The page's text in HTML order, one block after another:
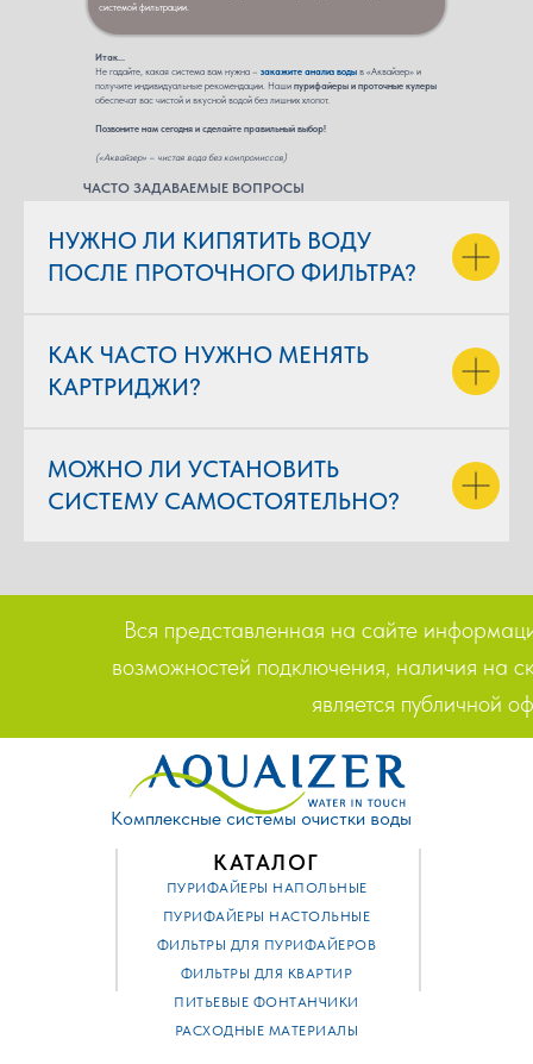
системой фильтрации.
Итак...
Не гадайте, какая система вам нужна – закажите анализ воды в «Аквайзер» и
получите индивидуальные рекомендации. Наши пурифайеры и проточные кулеры
обеспечат вас чистой и вкусной водой без лишних хлопот.
Позвоните нам сегодня и сделайте правильный выбор!
(«Аквайзер» – чистая вода без компромиссов)
ЧАСТО ЗАДАВАЕМЫЕ ВОПРОСЫ
НУЖНО ЛИ КИПЯТИТЬ ВОДУ
ПОСЛЕ ПРОТОЧНОГО ФИЛЬТРА?
КАК ЧАСТО НУЖНО МЕНЯТЬ
КАРТРИДЖИ?
МОЖНО ЛИ УСТАНОВИТЬ
СИСТЕМУ САМОСТОЯТЕЛЬНО?
Вся представленная на сайте
возможностей подключения, наличия на
является публичной
Комплексные системы очистки воды
КАТАЛОГ
ПУРИФАЙЕРЫ НАПОЛЬНЫЕ
ПУРИФАЙЕРЫ НАСТОЛЬНЫЕ
ФИЛЬТРЫ ДЛЯ ПУРИФАЙЕРОВ
ФИЛЬТРЫ ДЛЯ КВАРТИР
ПИТЬЕВЫЕ ФОНТАНЧИКИ
РАСХОДНЫЕ МАТЕРИАЛЫ